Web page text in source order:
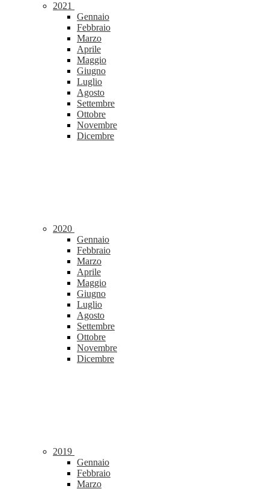
2021
Gennaio
Febbraio
Marzo
Aprile
Maggio
Giugno
Luglio
Agosto
Settembre
Ottobre
Novembre
Dicembre
2020
Gennaio
Febbraio
Marzo
Aprile
Maggio
Giugno
Luglio
Agosto
Settembre
Ottobre
Novembre
Dicembre
2019
Gennaio
Febbraio
Marzo